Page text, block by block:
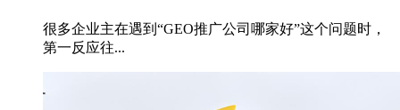
很多企业主在遇到“GEO推广公司哪家好”这个问题时，
第一反应往...